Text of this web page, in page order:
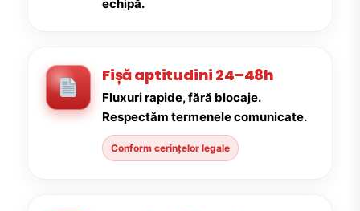
echipă.
Fișă aptitudini 24–48h
Fluxuri rapide, fără blocaje.
Respectăm termenele comunicate.
Conform cerințelor legale